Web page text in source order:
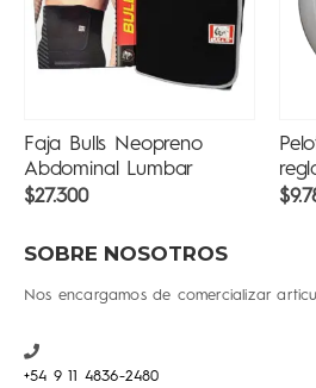
Pelota Voley peso
reglamentario
$9.780
$
SOBRE NOSOTROS
Nos encargamos de comercializar
+54 9 11 4836-2480